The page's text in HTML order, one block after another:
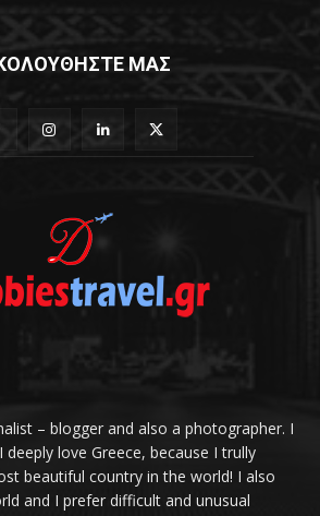
ΜΑΣ
– blogger and also a photographer. I
deeply love Greece, because I trully
beautiful country in the world! I also
and I prefer difficult and unusual